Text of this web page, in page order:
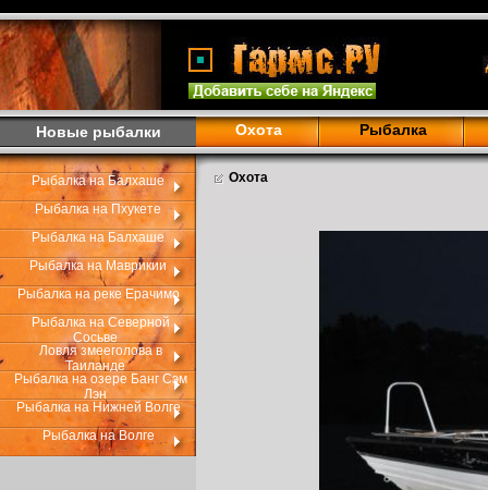
Новые рыбалки Охота Рыбалка
Рыбалка на Балхаше
Рыбалка на Пхукете
Рыбалка на Балхаше
Рыбалка на Маврикии
Рыбалка на реке Ерачимо
Рыбалка на Северной
Сосьве
Ловля змееголова в
Таиланде
Рыбалка на озере Банг Сэм
Лэн
Рыбалка на Нижней Волге
Рыбалка на Волге
Охота